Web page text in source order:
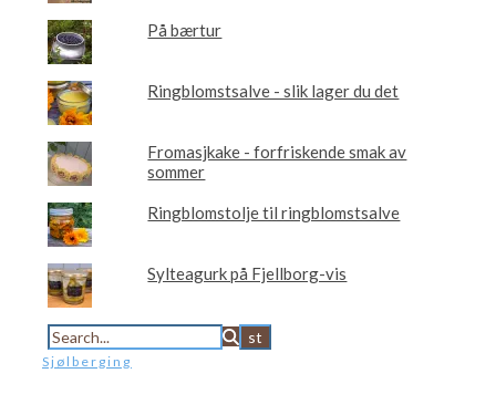
På bærtur
Ringblomstsalve - slik lager du det
Fromasjkake - forfriskende smak av
sommer
Ringblomstolje til ringblomstsalve
Sylteagurk på Fjellborg-vis
Sjølberging